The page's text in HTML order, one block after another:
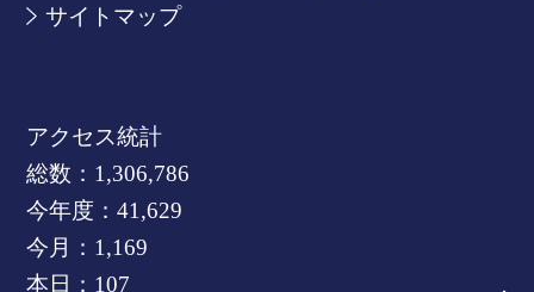
サイトマップ
アクセス統計
総数： 1,306,786
今年度：41,629
今月： 1,169
本日： 107